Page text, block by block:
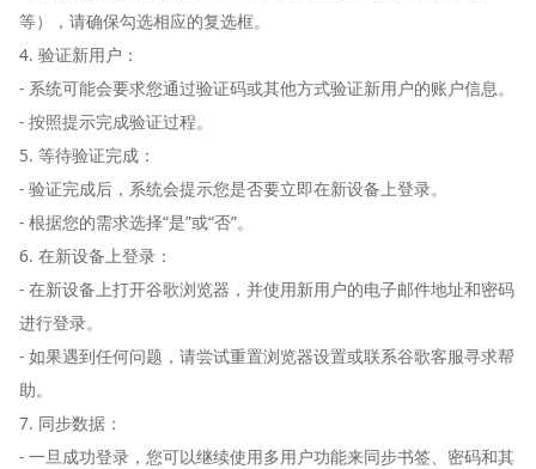
等），请确保勾选相应的复选框。
4. 验证新用户：
- 系统可能会要求您通过验证码或其他方式验证新用户的账户信息。
- 按照提示完成验证过程。
5. 等待验证完成：
- 验证完成后，系统会提示您是否要立即在新设备上登录。
- 根据您的需求选择“是”或“否”。
6. 在新设备上登录：
- 在新设备上打开谷歌浏览器，并使用新用户的电子邮件地址和密码
进行登录。
- 如果遇到任何问题，请尝试重置浏览器设置或联系谷歌客服寻求帮
助。
7. 同步数据：
- 一旦成功登录，您可以继续使用多用户功能来同步书签、密码和其